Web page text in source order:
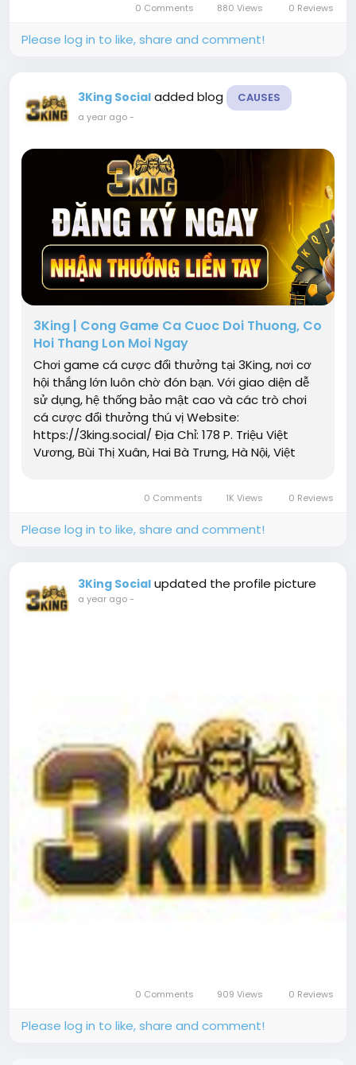
0 Comments 880 Views 0 Reviews
Please log in to like, share and comment!
3King Social added blog CAUSES
a year ago-
3King | Cong Game Ca Cuoc Doi Thuong, Co
Hoi Thang Lon Moi Ngay
Chơi game cá cược đổi thưởng tại 3King, nơi cơ
hội thắng lớn luôn chờ đón bạn. Với giao diện dễ
sử dụng, hệ thống bảo mật cao và các trò chơi
cá cược đổi thưởng thú vị Website:
https://3king.social/ Địa Chỉ: 178 P. Triệu Việt
Vương, Bùi Thị Xuân, Hai Bà Trưng, Hà Nội, Việt
0 Comments 1K Views 0 Reviews
Please log in to like, share and comment!
3King Social updated the profile picture
a year ago-
0 Comments 909 Views 0 Reviews
Please log in to like, share and comment!